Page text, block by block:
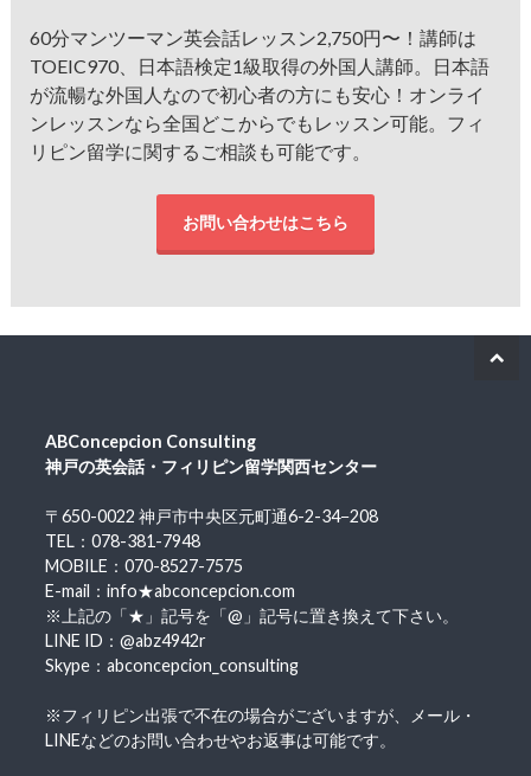
60分マンツーマン英会話レッスン2,750円〜！講師は
TOEIC970、日本語検定1級取得の外国人講師。日本語
が流暢な外国人なので初心者の方にも安心！オンライ
ンレッスンなら全国どこからでもレッスン可能。フィ
リピン留学に関するご相談も可能です。
お問い合わせはこちら
ABConcepcion Consulting
神戸の英会話・フィリピン留学関西センター
〒650-0022 神戸市中央区元町通6-2-34−208
TEL：078-381-7948
MOBILE：070-8527-7575
E-mail：info★abconcepcion.com
※上記の「★」記号を「@」記号に置き換えて下さい。
LINE ID：@abz4942r
Skype：abconcepcion_consulting
※フィリピン出張で不在の場合がございますが、メール・
LINEなどのお問い合わせやお返事は可能です。